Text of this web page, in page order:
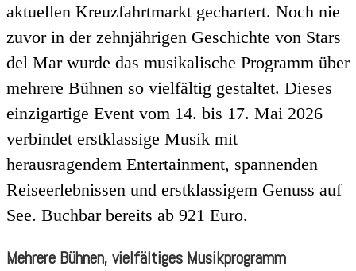
aktuellen Kreuzfahrtmarkt gechartert. Noch nie
zuvor in der zehnjährigen Geschichte von Stars
del Mar wurde das musikalische Programm über
mehrere Bühnen so vielfältig gestaltet. Dieses
einzigartige Event vom 14. bis 17. Mai 2026
verbindet erstklassige Musik mit
herausragendem Entertainment, spannenden
Reiseerlebnissen und erstklassigem Genuss auf
See. Buchbar bereits ab 921 Euro.
Mehrere Bühnen, vielfältiges Musikprogramm